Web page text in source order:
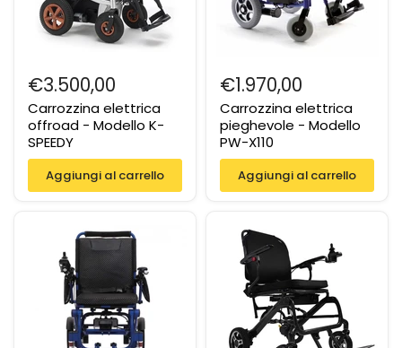
€3.500,00
Carrozzina elettrica
offroad - Modello K-
SPEEDY
Aggiungi al carrello
€1.970,00
Carrozzina elettrica
pieghevole - Modello
PW-X110
Aggiungi al carrello